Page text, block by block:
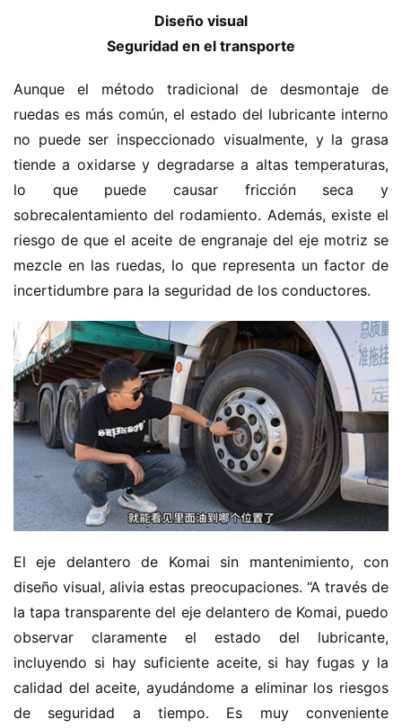
i
ó
n
d
n
u
e
v
a
n
r
g
í
a
Diseño visual
Seguridad en el transporte
Aunque el método tradicional de desmontaje de
ruedas es más común, el estado del lubricante interno
no puede ser inspeccionado visualmente, y la grasa
tiende a oxidarse y degradarse a altas temperaturas,
lo que puede causar fricción seca y
sobrecalentamiento del rodamiento. Además, existe el
riesgo de que el aceite de engranaje del eje motriz se
mezcle en las ruedas, lo que representa un factor de
incertidumbre para la seguridad de los conductores.
El eje delantero de Komai sin mantenimiento, con
diseño visual, alivia estas preocupaciones. “A través de
la tapa transparente del eje delantero de Komai, puedo
observar claramente el estado del lubricante,
incluyendo si hay suficiente aceite, si hay fugas y la
calidad del aceite, ayudándome a eliminar los riesgos
de seguridad a tiempo. Es muy conveniente